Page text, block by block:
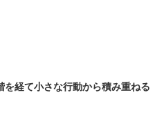
を経て小さな行動から積み重ねる